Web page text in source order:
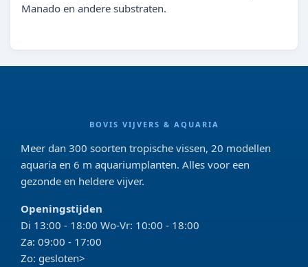
Manado en andere substraten.
BOVIS VIJVERS & AQUARIA
Meer dan 300 soorten tropische vissen, 20 modellen
aquaria en 6 m aquariumplanten. Alles voor een
gezonde en heldere vijver.
Openingstijden
Di 13:00 - 18:00 Wo-Vr: 10:00 - 18:00
Za: 09:00 - 17:00
Zo: gesloten>